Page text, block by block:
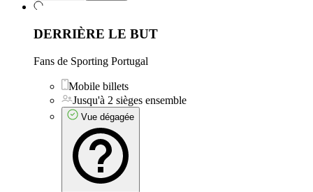
DERRIÈRE LE BUT
Fans de Sporting Portugal
Mobile billets
Jusqu'à 2 sièges ensemble
Vue dégagée